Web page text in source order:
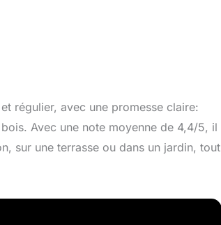
régulier, avec une promesse claire:
Avec une note moyenne de 4,4/5, il
sur une terrasse ou dans un jardin, tout